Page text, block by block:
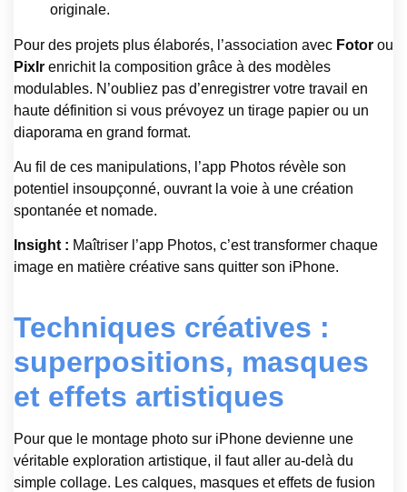
originale.
Pour des projets plus élaborés, l’association avec Fotor ou
Pixlr enrichit la composition grâce à des modèles
modulables. N’oubliez pas d’enregistrer votre travail en
haute définition si vous prévoyez un tirage papier ou un
diaporama en grand format.
Au fil de ces manipulations, l’app Photos révèle son
potentiel insoupçonné, ouvrant la voie à une création
spontanée et nomade.
Insight : Maîtriser l’app Photos, c’est transformer chaque
image en matière créative sans quitter son iPhone.
Techniques créatives :
superpositions, masques
et effets artistiques
Pour que le montage photo sur iPhone devienne une
véritable exploration artistique, il faut aller au-delà du
simple collage. Les calques, masques et effets de fusion